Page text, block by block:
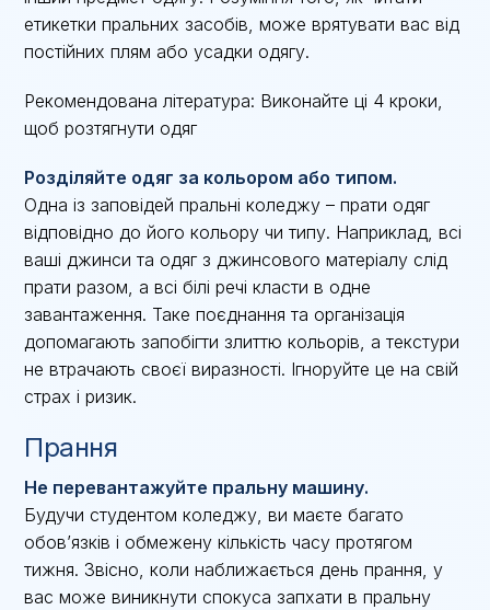
етикетки пральних засобів, може врятувати вас від
постійних плям або усадки одягу.
Рекомендована література: Виконайте ці 4 кроки,
щоб розтягнути одяг
Розділяйте одяг за кольором або типом.
Одна із заповідей пральні коледжу – прати одяг
відповідно до його кольору чи типу. Наприклад, всі
ваші джинси та одяг з джинсового матеріалу слід
прати разом, а всі білі речі класти в одне
завантаження. Таке поєднання та організація
допомагають запобігти злиттю кольорів, а текстури
не втрачають своєї виразності. Ігноруйте це на свій
страх і ризик.
Прання
Не перевантажуйте пральну машину.
Будучи студентом коледжу, ви маєте багато
обов’язків і обмежену кількість часу протягом
тижня. Звісно, коли наближається день прання, у
вас може виникнути спокуса запхати в пральну